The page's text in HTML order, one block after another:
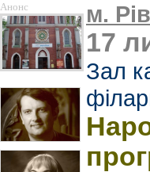
Анонс м.
17
Зал